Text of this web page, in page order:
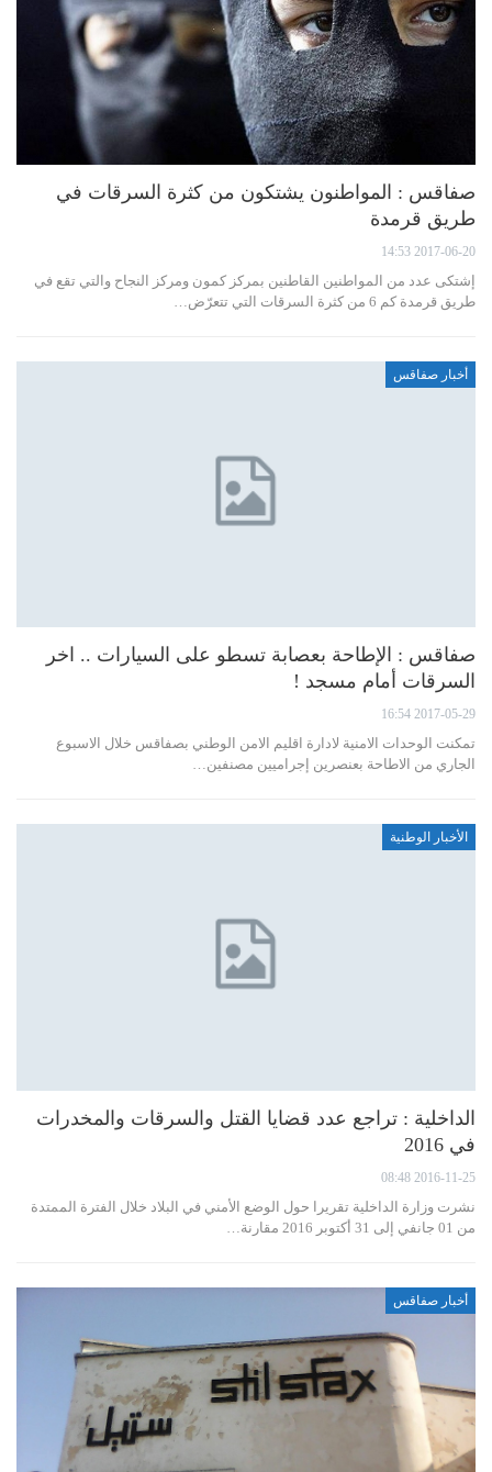
صفاقس : المواطنون يشتكون من كثرة السرقات في
طريق قرمدة
2017-06-20 14:53
إشتكى عدد من المواطنين القاطنين بمركز كمون ومركز النجاح والتي تقع في
طريق قرمدة كم 6 من كثرة السرقات التي تتعرّض…
أخبار صفاقس
صفاقس : الإطاحة بعصابة تسطو على السيارات .. اخر
السرقات أمام مسجد !
2017-05-29 16:54
تمكنت الوحدات الامنية لادارة اقليم الامن الوطني بصفاقس خلال الاسبوع
الجاري من الاطاحة بعنصرين إجراميين مصنفين…
الأخبار الوطنية
الداخلية : تراجع عدد قضايا القتل والسرقات والمخدرات
في 2016
2016-11-25 08:48
نشرت وزارة الداخلية تقريرا حول الوضع الأمني في البلاد خلال الفترة الممتدة
من 01 جانفي إلى 31 أكتوبر 2016 مقارنة…
أخبار صفاقس